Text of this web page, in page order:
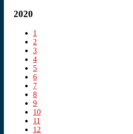
2020
1
2
3
4
5
6
7
8
9
10
11
12